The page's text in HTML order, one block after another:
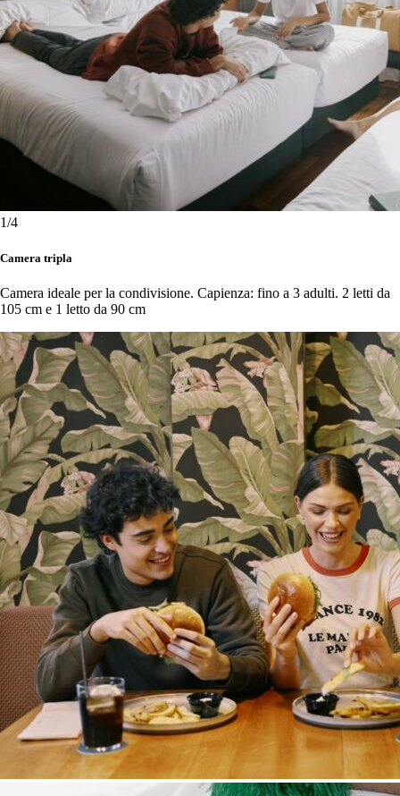
1/4
Camera tripla
Camera ideale per la condivisione. Capienza: fino a 3 adulti. 2 letti da
105 cm e 1 letto da 90 cm